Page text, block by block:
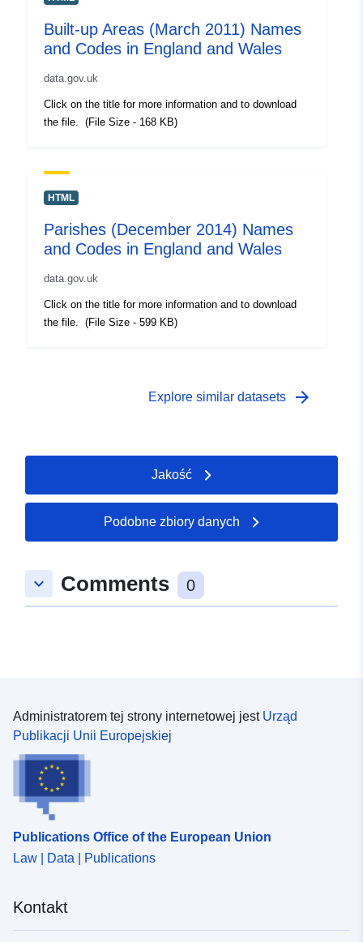
Built-up Areas (March 2011) Names
and Codes in England and Wales
data.gov.uk
Click on the title for more information and to download
the file. (File Size - 168 KB)
HTML
Parishes (December 2014) Names
and Codes in England and Wales
data.gov.uk
Click on the title for more information and to download
the file. (File Size - 599 KB)
Explore similar datasets arrow_forward
Jakość
Podobne zbiory danych
keyboard_arrow_down Comments 0
Administratorem tej strony internetowej jest Urząd
Publikacji Unii Europejskiej
Publications Office of the European Union
Law | Data | Publications
Kontakt